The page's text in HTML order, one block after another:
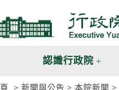
認識行政院
新聞與公告 本院新聞